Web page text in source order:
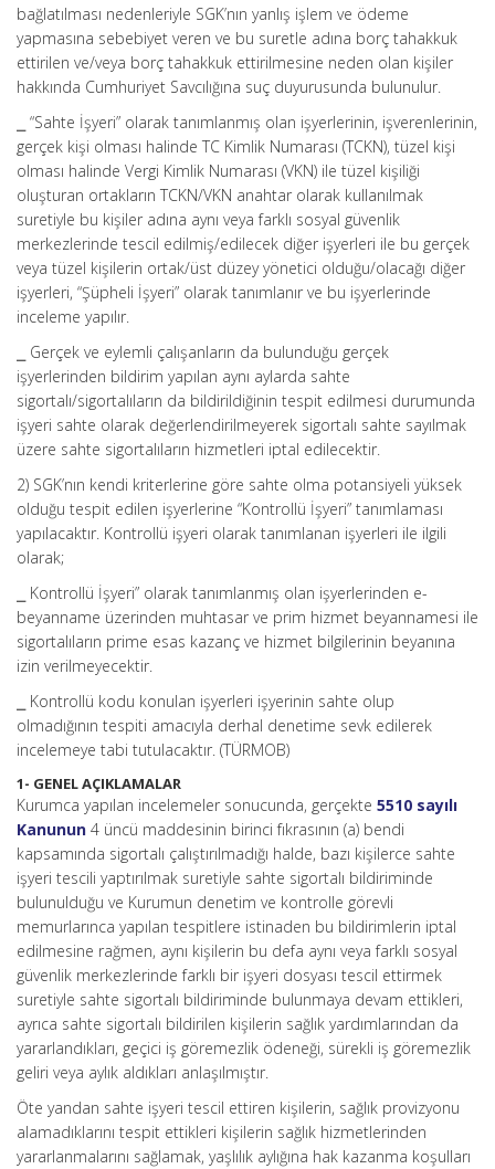
bağlatılması nedenleriyle SGK’nın yanlış işlem ve ödeme
yapmasına sebebiyet veren ve bu suretle adına borç tahakkuk
ettirilen ve/veya borç tahakkuk ettirilmesine neden olan kişiler
hakkında Cumhuriyet Savcılığına suç duyurusunda bulunulur.
⎯ “Sahte İşyeri” olarak tanımlanmış olan işyerlerinin, işverenlerinin,
gerçek kişi olması halinde TC Kimlik Numarası (TCKN), tüzel kişi
olması halinde Vergi Kimlik Numarası (VKN) ile tüzel kişiliği
oluşturan ortakların TCKN/VKN anahtar olarak kullanılmak
suretiyle bu kişiler adına aynı veya farklı sosyal güvenlik
merkezlerinde tescil edilmiş/edilecek diğer işyerleri ile bu gerçek
veya tüzel kişilerin ortak/üst düzey yönetici olduğu/olacağı diğer
işyerleri, “Şüpheli İşyeri” olarak tanımlanır ve bu işyerlerinde
inceleme yapılır.
⎯ Gerçek ve eylemli çalışanların da bulunduğu gerçek
işyerlerinden bildirim yapılan aynı aylarda sahte
sigortalı/sigortalıların da bildirildiğinin tespit edilmesi durumunda
işyeri sahte olarak değerlendirilmeyerek sigortalı sahte sayılmak
üzere sahte sigortalıların hizmetleri iptal edilecektir.
2) SGK’nın kendi kriterlerine göre sahte olma potansiyeli yüksek
olduğu tespit edilen işyerlerine “Kontrollü İşyeri” tanımlaması
yapılacaktır. Kontrollü işyeri olarak tanımlanan işyerleri ile ilgili
olarak;
⎯ Kontrollü İşyeri” olarak tanımlanmış olan işyerlerinden e-
beyanname üzerinden muhtasar ve prim hizmet beyannamesi ile
sigortalıların prime esas kazanç ve hizmet bilgilerinin beyanına
izin verilmeyecektir.
⎯ Kontrollü kodu konulan işyerleri işyerinin sahte olup
olmadığının tespiti amacıyla derhal denetime sevk edilerek
incelemeye tabi tutulacaktır. (TÜRMOB)
1- GENEL AÇIKLAMALAR
Kurumca yapılan incelemeler sonucunda, gerçekte 5510 sayılı
Kanunun 4 üncü maddesinin birinci fıkrasının (a) bendi
kapsamında sigortalı çalıştırılmadığı halde, bazı kişilerce sahte
işyeri tescili yaptırılmak suretiyle sahte sigortalı bildiriminde
bulunulduğu ve Kurumun denetim ve kontrolle görevli
memurlarınca yapılan tespitlere istinaden bu bildirimlerin iptal
edilmesine rağmen, aynı kişilerin bu defa aynı veya farklı sosyal
güvenlik merkezlerinde farklı bir işyeri dosyası tescil ettirmek
suretiyle sahte sigortalı bildiriminde bulunmaya devam ettikleri,
ayrıca sahte sigortalı bildirilen kişilerin sağlık yardımlarından da
yararlandıkları, geçici iş göremezlik ödeneği, sürekli iş göremezlik
geliri veya aylık aldıkları anlaşılmıştır.
Öte yandan sahte işyeri tescil ettiren kişilerin, sağlık provizyonu
alamadıklarını tespit ettikleri kişilerin sağlık hizmetlerinden
yararlanmalarını sağlamak, yaşlılık aylığına hak kazanma koşulları